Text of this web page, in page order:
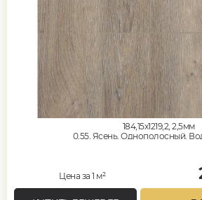
184,15x1219,2, 2,5мм
0,55, Ясень, Однополосный,
Цена за 1 м²